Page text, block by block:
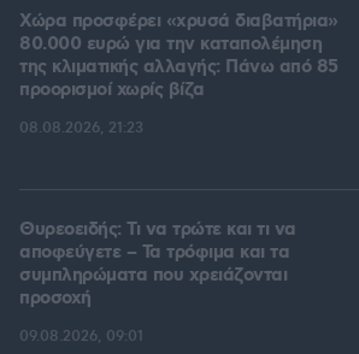
Χώρα προσφέρει «χρυσά διαβατήρια»
80.000 ευρώ για την καταπολέμηση
της κλιματικής αλλαγής: Πάνω από 85
προορισμοί χωρίς βίζα
08.08.2026, 21:23
Θυρεοειδής: Τι να τρώτε και τι να
αποφεύγετε – Τα τρόφιμα και τα
συμπληρώματα που χρειάζονται
προσοχή
09.08.2026, 09:01